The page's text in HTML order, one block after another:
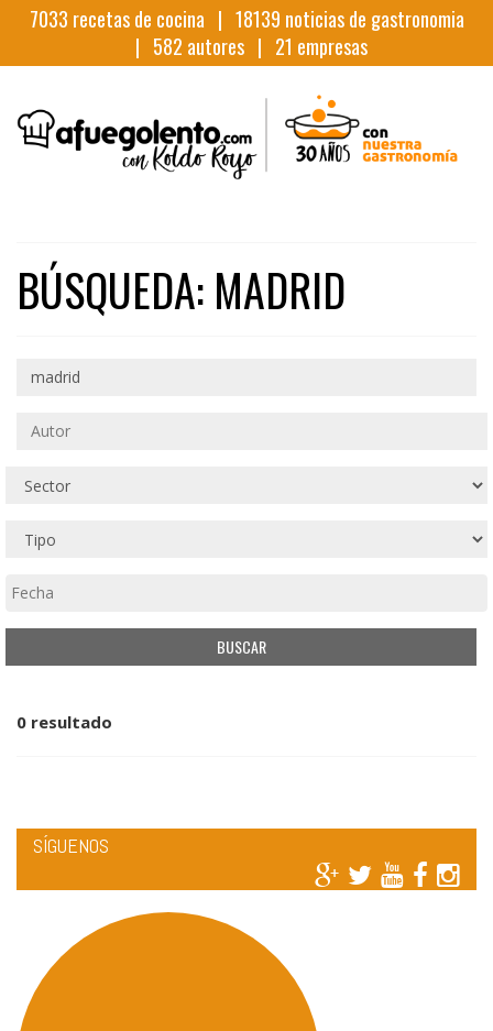
7033 recetas de cocina | 18139 noticias de gastronomia
| 582 autores | 21 empresas
BÚSQUEDA: MADRID
0 resultado
SÍGUENOS